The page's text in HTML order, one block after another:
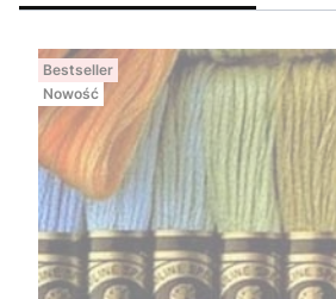
Bestseller
Nowość